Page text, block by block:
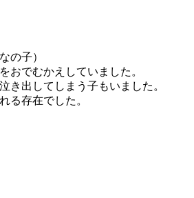
の子）
おでむかえしていました。
き出してしまう子もいました。
る存在でした。